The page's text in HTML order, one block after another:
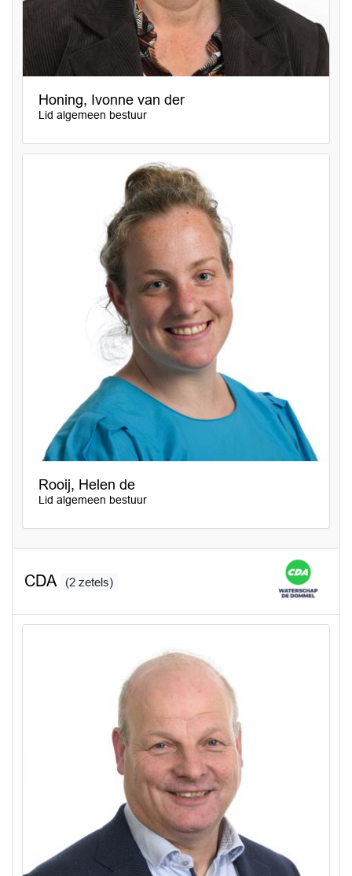
Honing, Ivonne van der
Lid algemeen bestuur
Rooij, Helen de
Lid algemeen bestuur
CDA (2 zetels)